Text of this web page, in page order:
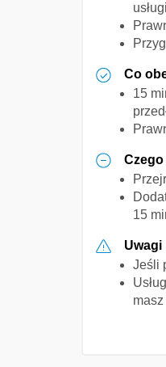
usługi
Co
15
15
Uwagi
Jeśli